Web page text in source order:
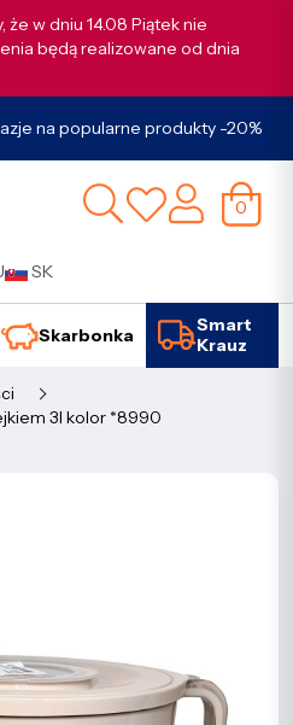
w dniu 14.08 Piątek nie
będą realizowane od dnia
na popularne produkty -20%
0
SK
Skarbonka
Smart
Krauz
3l kolor *8990